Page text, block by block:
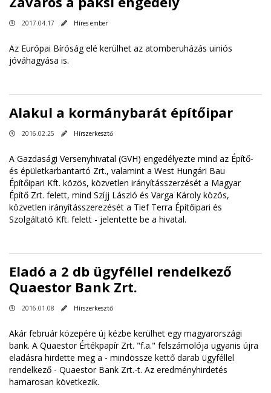
2017.04.17 Híres ember
Az Európai Bíróság elé kerülhet az atomberuházás uiniós
jóváhagyása is.
Alakul a kormánybarát építőipar
2016.02.25 Hírszerkesztő
A Gazdasági Versenyhivatal (GVH) engedélyezte mind az Építő-
és épületkarbantartó Zrt., valamint a West Hungári Bau
Építőipari Kft. közös, közvetlen irányításszerzését a Magyar
Építő Zrt. felett, mind Szíjj László és Varga Károly közös,
közvetlen irányításszerezését a Tief Terra Építőipari és
Szolgáltató Kft. felett - jelentette be a hivatal.
Eladó a 2 db ügyféllel rendelkező
Quaestor Bank Zrt.
2016.01.08 Hírszerkesztő
Akár február közepére új kézbe kerülhet egy magyarországi
bank. A Quaestor Értékpapír Zrt. "f.a." felszámolója ugyanis újra
eladásra hirdette meg a - mindössze kettő darab ügyféllel
rendelkező - Quaestor Bank Zrt.-t. Az eredményhirdetés
hamarosan következik.